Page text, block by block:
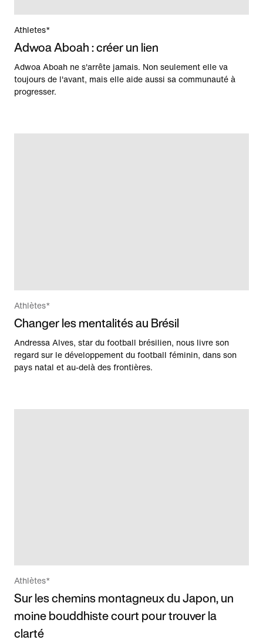
Athletes*
Adwoa Aboah : créer un lien
Adwoa Aboah ne s'arrête jamais. Non seulement elle va
toujours de l'avant, mais elle aide aussi sa communauté à
progresser.
Athlètes*
Changer les mentalités au Brésil
Andressa Alves, star du football brésilien, nous livre son
regard sur le développement du football féminin, dans son
pays natal et au-delà des frontières.
Athlètes*
Sur les chemins montagneux du Japon, un
moine bouddhiste court pour trouver la
clarté